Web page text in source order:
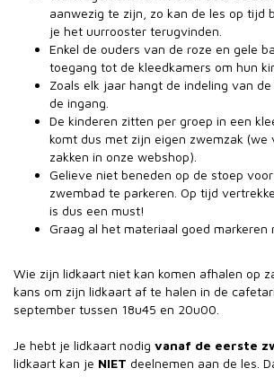
aanwezig te zijn, zo kan de les op tijd
je het uurrooster terugvinden.
Enkel de ouders van de roze en gele
toegang tot de kleedkamers om hun
Zoals elk jaar hangt de indeling van
de ingang.
De kinderen zitten per groep in een
komt dus met zijn eigen zwemzak (we
zakken in onze webshop).
Gelieve niet beneden op de stoep
zwembad te parkeren. Op tijd
is dus een must!
Graag al het materiaal goed markeren
Wie zijn lidkaart niet kan komen afhalen op
kans om zijn lidkaart af te halen in de
september tussen 18u45 en 20u00.
Je hebt je lidkaart nodig vanaf de eerste
lidkaart kan je NIET deelnemen aan de les.